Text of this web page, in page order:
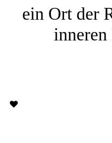
ein Ort der